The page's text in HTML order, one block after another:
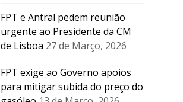
FPT e Antral pedem reunião
urgente ao Presidente da CM
de Lisboa 27 de Março, 2026
FPT exige ao Governo apoios
para mitigar subida do preço do